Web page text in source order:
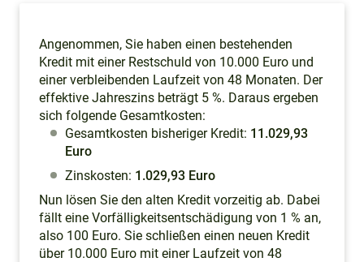
Angenommen, Sie haben einen bestehenden
Kredit mit einer Restschuld von 10.000 Euro und
einer verbleibenden Laufzeit von 48 Monaten. Der
effektive Jahreszins beträgt 5 %. Daraus ergeben
sich folgende Gesamtkosten:
Gesamtkosten bisheriger Kredit: 11.029,93
Euro
Zinskosten: 1.029,93 Euro
Nun lösen Sie den alten Kredit vorzeitig ab. Dabei
fällt eine Vorfälligkeitsentschädigung von 1 % an,
also 100 Euro. Sie schließen einen neuen Kredit
über 10.000 Euro mit einer Laufzeit von 48